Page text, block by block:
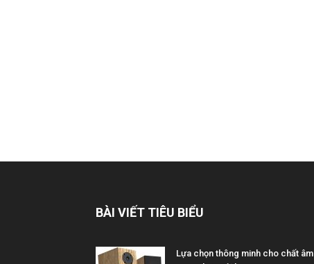
BÀI VIẾT TIÊU BIỂU
Lựa chọn thông minh cho chất âm